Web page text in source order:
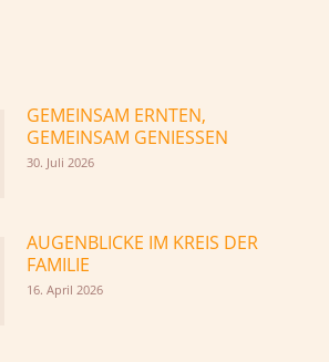
GEMEINSAM ERNTEN,
GEMEINSAM GENIESSEN
30. Juli 2026
AUGENBLICKE IM KREIS DER
FAMILIE
16. April 2026